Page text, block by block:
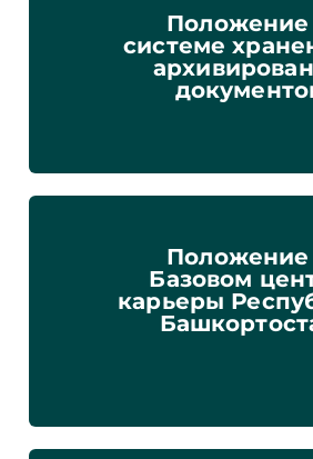
Положение
системе
Положение
Базовом
карьеры